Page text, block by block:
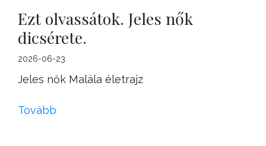
Ezt olvassátok. Jeles nők
dicsérete.
2026-06-23
Jeles nők Malála életrajz
Tovább